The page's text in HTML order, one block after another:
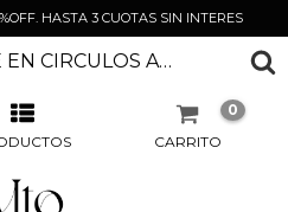
HASTA 3 CUOTAS SIN INTERES
ESCLAVA CON PAVE EN CIRCULOS ACERO GOLD
CARRITO
0